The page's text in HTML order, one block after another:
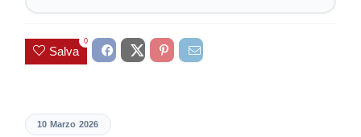
Salva
0
10 Marzo 2026